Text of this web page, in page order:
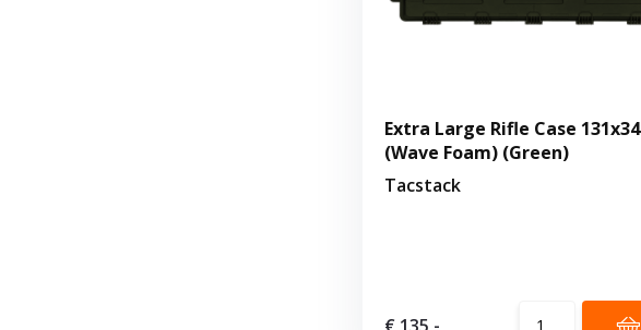
Extra Large Rifle Case 131x34
(Wave Foam) (Green)
Tacstack